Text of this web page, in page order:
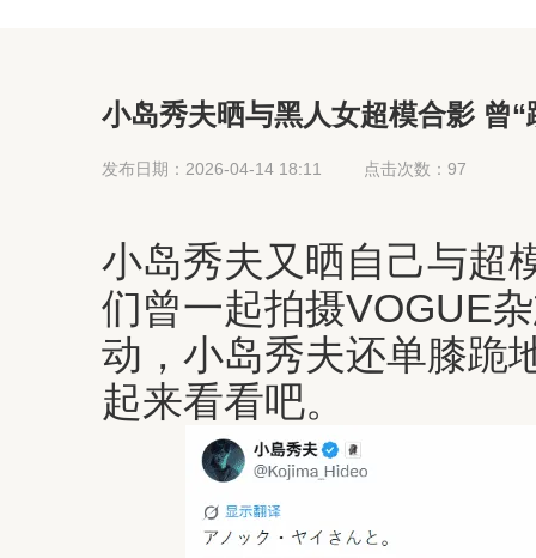
小岛秀夫晒与黑人女超模合影 曾
发布日期：2026-04-14 18:11 点击次数：97
小岛秀夫又晒自己与超
们曾一起拍摄VOGUE
动，小岛秀夫还单膝跪
起来看看吧。